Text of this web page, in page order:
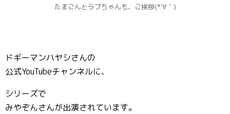
たまごんとラブちゃんも、ご挨拶(*´∀｀)
ドギーマンハヤシさんの
公式YouTubeチャンネルに、
シリーズで
みやぞんさんが出演されています。